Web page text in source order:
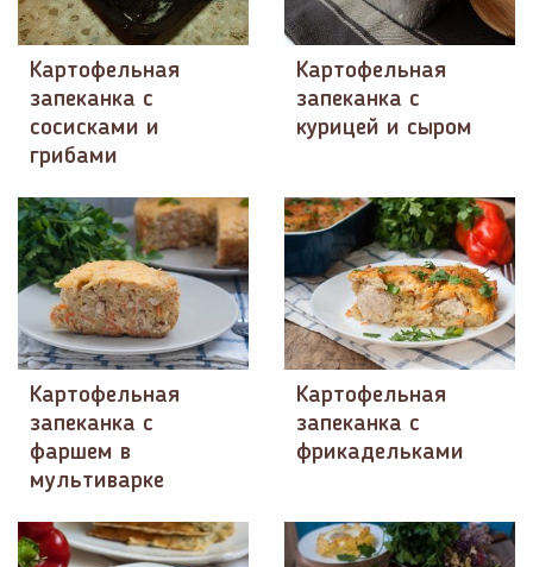
Картофельная
запеканка с
сосисками и
грибами
Картофельная
запеканка с
курицей и сыром
Картофельная
запеканка с
фаршем в
мультиварке
Картофельная
запеканка с
фрикадельками